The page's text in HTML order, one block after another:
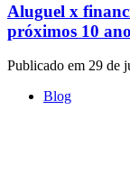
Aluguel x
próximos 10
Publicado em 29 de
Blog